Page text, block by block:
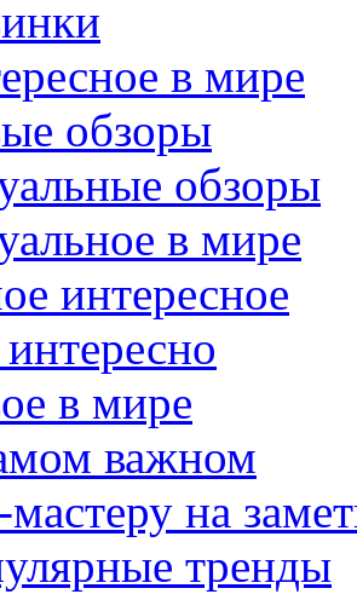
в мире
обзоры
обзоры
в мире
интересное
в мире
важном
на
тренды